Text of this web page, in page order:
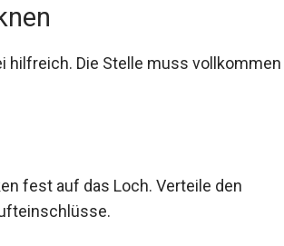
hilfreich. Die Stelle muss vollkommen
fest auf das Loch. Verteile den